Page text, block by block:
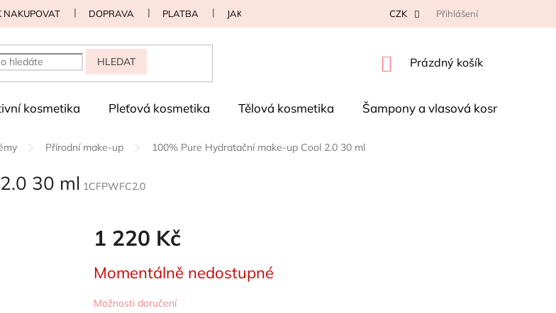
NAKUPOVAT DOPRAVA PLATBA JAK NA REKLAMACI KONTAKTY OBCHODNÍ PODMÍNKY
CZK Přihlášení
HLEDAT
NÁKUPNÍ
Prázdný košík
kosmetika Pleťová kosmetika Tělová kosmetika Šampony a vlasová kosmetika
Přírodní make-up 100% Pure Hydratační make-up Cool 2.0 30 ml
30 ml 1CFPWFC2.0
1 220 Kč
cena:
Momentálně nedostupné
Možnosti doručení